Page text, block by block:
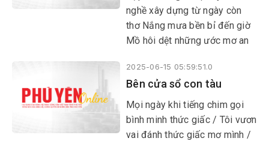
nghề xây dựng từ ngày còn
thơ Nắng mưa bền bỉ đến giờ
Mồ hôi dệt những ước mơ an
2025-06-15 05:59:51.0
Bên cửa sổ con tàu
Mọi ngày khi tiếng chim gọi
bình minh thức giấc / Tôi vươn
vai đánh thức giấc mơ mình /